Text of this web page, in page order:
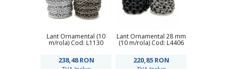
Lant Ornamental (10
m/rola) Cod: L1130
238,48RON
Lant Ornamental 28 mm
(10 m/rola) Cod: L4406
220,85 RON